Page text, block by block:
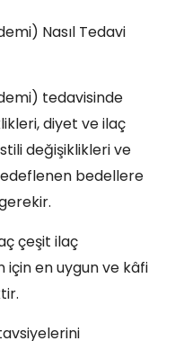
Nasıl Tedavi
tedavisinde
diyet ve ilaç
değişiklikleri ve
bedellere
çeşit ilaç
için en uygun ve kâfi